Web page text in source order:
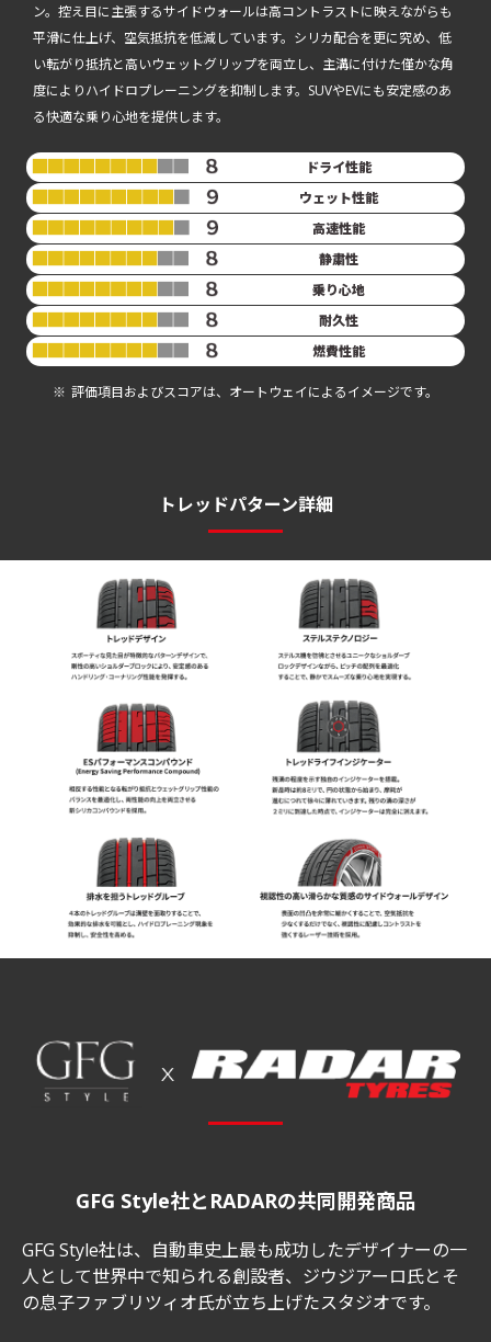
ン。控え目に主張するサイドウォールは高コントラストに映えながらも
平滑に仕上げ、空気抵抗を低減しています。シリカ配合を更に究め、低
い転がり抵抗と高いウェットグリップを両立し、主溝に付けた僅かな角
度によりハイドロプレーニングを抑制します。SUVやEVにも安定感のあ
る快適な乗り心地を提供します。
ドライ性能
ウェット性能
高速性能
静粛性
乗り心地
耐久性
燃費性能
評価項目およびスコアは、オートウェイによるイメージです。
トレッドパターン詳細
GFG Style社とRADARの共同開発商品
GFG Style社は、自動車史上最も成功したデザイナーの一
人として世界中で知られる創設者、ジウジアーロ氏とそ
の息子ファブリツィオ氏が立ち上げたスタジオです。